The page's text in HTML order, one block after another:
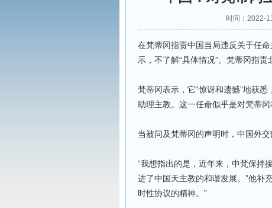
时间：2022-
在梵蒂冈指责中国当局违反关于任
示，不了解“具体情况”。梵蒂冈指
梵蒂冈表示，它“惊讶和遗憾”地获
助理主教。这一任命似乎是对梵蒂
当被问及梵蒂冈的声明时，中国外交
“我想指出的是，近年来，中梵保持
进了中国天主教的和谐发展。”他补
时性协议的精神。”